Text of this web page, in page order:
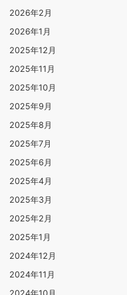
2026年2月
2026年1月
2025年12月
2025年11月
2025年10月
2025年9月
2025年8月
2025年7月
2025年6月
2025年4月
2025年3月
2025年2月
2025年1月
2024年12月
2024年11月